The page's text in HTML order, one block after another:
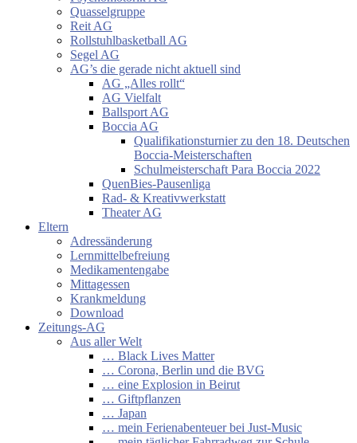
Quasselgruppe
Reit AG
Rollstuhlbasketball AG
Segel AG
AG’s die gerade nicht aktuell sind
AG „Alles rollt“
AG Vielfalt
Ballsport AG
Boccia AG
Qualifikationsturnier zu den 18. Deutschen
Boccia-Meisterschaften
Schulmeisterschaft Para Boccia 2022
QuenBies-Pausenliga
Rad- & Kreativwerkstatt
Theater AG
Eltern
Adressänderung
Lernmittelbefreiung
Medikamentengabe
Mittagessen
Krankmeldung
Download
Zeitungs-AG
Aus aller Welt
… Black Lives Matter
… Corona, Berlin und die BVG
… eine Explosion in Beirut
… Giftpflanzen
… Japan
… mein Ferienabenteuer bei Just-Music